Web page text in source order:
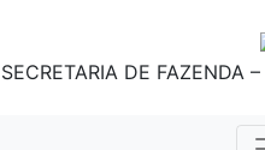
SECRETARIA DE FAZENDA